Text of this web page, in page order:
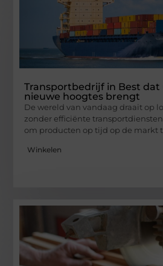
Transportbedrijf in Best
nieuwe hoogtes brengt
De wereld van vandaag draait op
zonder efficiënte
om producten op tijd op de markt
Winkelen